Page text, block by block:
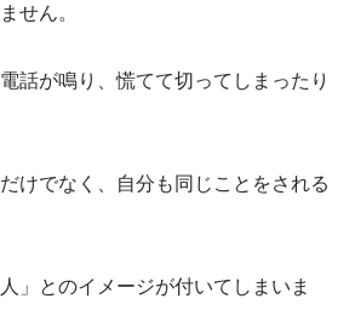
せん。
話が鳴り、慌てて切ってしまったり
けでなく、自分も同じことをされる
」とのイメージが付いてしまいま